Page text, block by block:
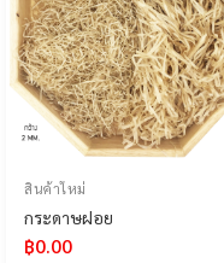
สินค้าใหม่
กระดาษฝอย
฿0.00